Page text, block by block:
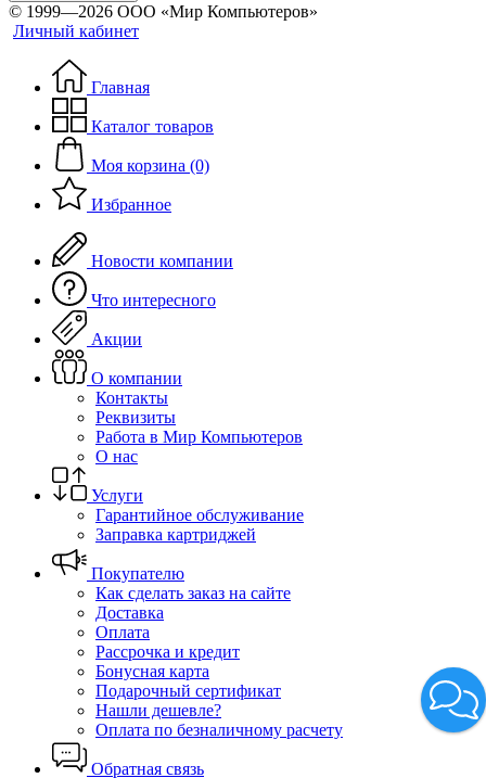
© 1999—2026 ООО «Мир Компьютеров»
Личный кабинет
Главная
Каталог товаров
Моя корзина (0)
Избранное
Новости компании
Что интересного
Акции
О компании
Контакты
Реквизиты
Работа в Мир Компьютеров
О нас
Услуги
Гарантийное обслуживание
Заправка картриджей
Покупателю
Как сделать заказ на сайте
Доставка
Оплата
Рассрочка и кредит
Бонусная карта
Подарочный сертификат
Нашли дешевле?
Оплата по безналичному расчету
Обратная связь